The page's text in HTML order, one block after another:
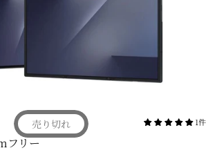
売り切れ 1件
フリー